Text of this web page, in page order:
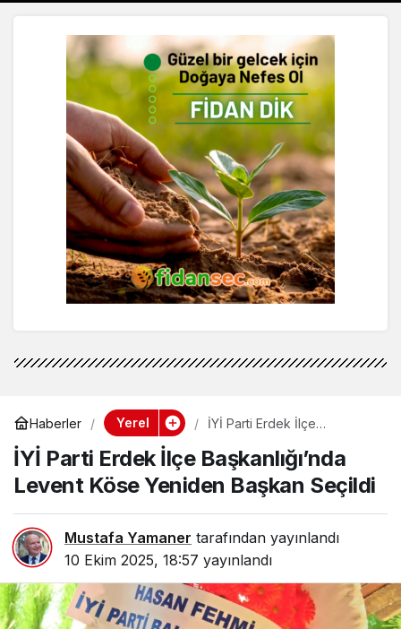
Haberler Yerel
İYİ Parti Erdek İlçe
Yeniden Başkan Seçildi
İYİ Parti Erdek İlçe Başkanlığı’nda
Levent Köse Yeniden Başkan Seçildi
Mustafa Yamaner tarafından yayınlandı
10 Ekim 2025, 18:57 yayınlandı